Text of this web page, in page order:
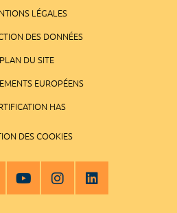
LÉGALES
DES DONNÉES
PLAN DU SITE
EUROPÉENS
HAS
DES COOKIES